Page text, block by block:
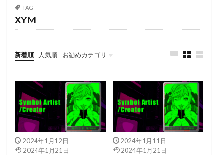
TAG
XYM
新着順 人気順 お勧めカテゴリ
500XYM〜999XYM
1000XYM〜1999XYM
2024年1月12日
2024年1月21日
2024年1月11日
2024年1月21日